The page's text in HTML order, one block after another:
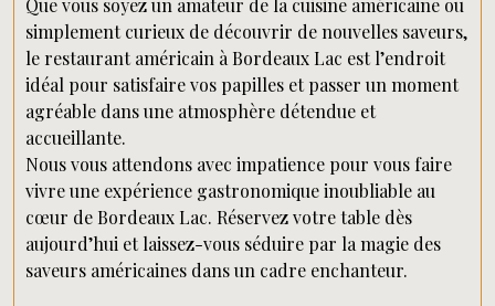
Que vous soyez un amateur de la cuisine américaine ou
simplement curieux de découvrir de nouvelles saveurs,
le restaurant américain à Bordeaux Lac est l’endroit
idéal pour satisfaire vos papilles et passer un moment
agréable dans une atmosphère détendue et
accueillante.
Nous vous attendons avec impatience pour vous faire
vivre une expérience gastronomique inoubliable au
cœur de Bordeaux Lac. Réservez votre table dès
aujourd’hui et laissez-vous séduire par la magie des
saveurs américaines dans un cadre enchanteur.